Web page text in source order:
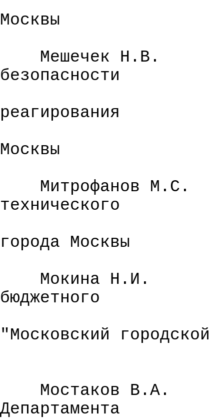
Москвы
Мешечек Н.В.
безопасности
реагирования
Москвы
Митрофанов М.С.
технического
города Москвы
Мокина Н.И.
бюджетного
"Московский городской
Мостаков В.А.
Департамента